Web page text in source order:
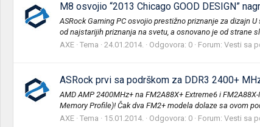
M8 osvojio “2013 Chicago GOOD DESIGN”
ASRock Gaming PC osvojio prestižno priznanje za dizajn
od najstarijih priznanja na svetu, a osnovano je od strane
AXE Tema 24.01.2014. Odgovora: 0 Forum: Vesti sa
ASRock prvi sa podrškom za DDR3 2400+
AMD AMP 2400MHz+ na FM2A88X+ Extreme6 i
Memory Profile)! Čak dva FM2+ modela dolaze sa ovom
AXE Tema 15.01.2014. Odgovora: 0 Forum: Vesti sa